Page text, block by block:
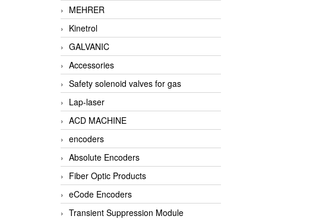
MEHRER
Kinetrol
GALVANIC
Accessories
Safety solenoid valves for gas
Lap-laser
ACD MACHINE
encoders
Absolute Encoders
Fiber Optic Products
eCode Encoders
Transient Suppression Module